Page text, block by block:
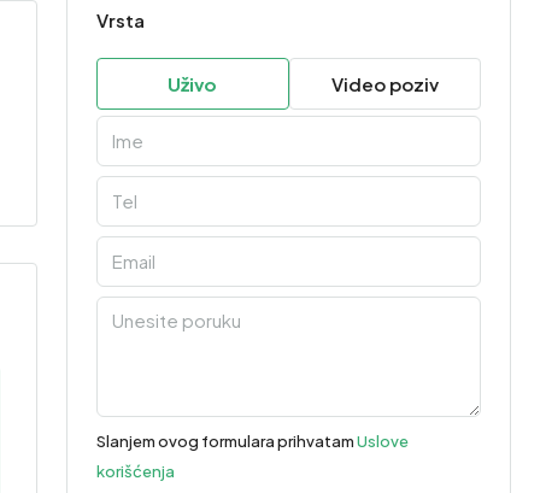
Vrsta
Uživo Video poziv
Slanjem ovog formulara prihvatamUslove
korišćenja